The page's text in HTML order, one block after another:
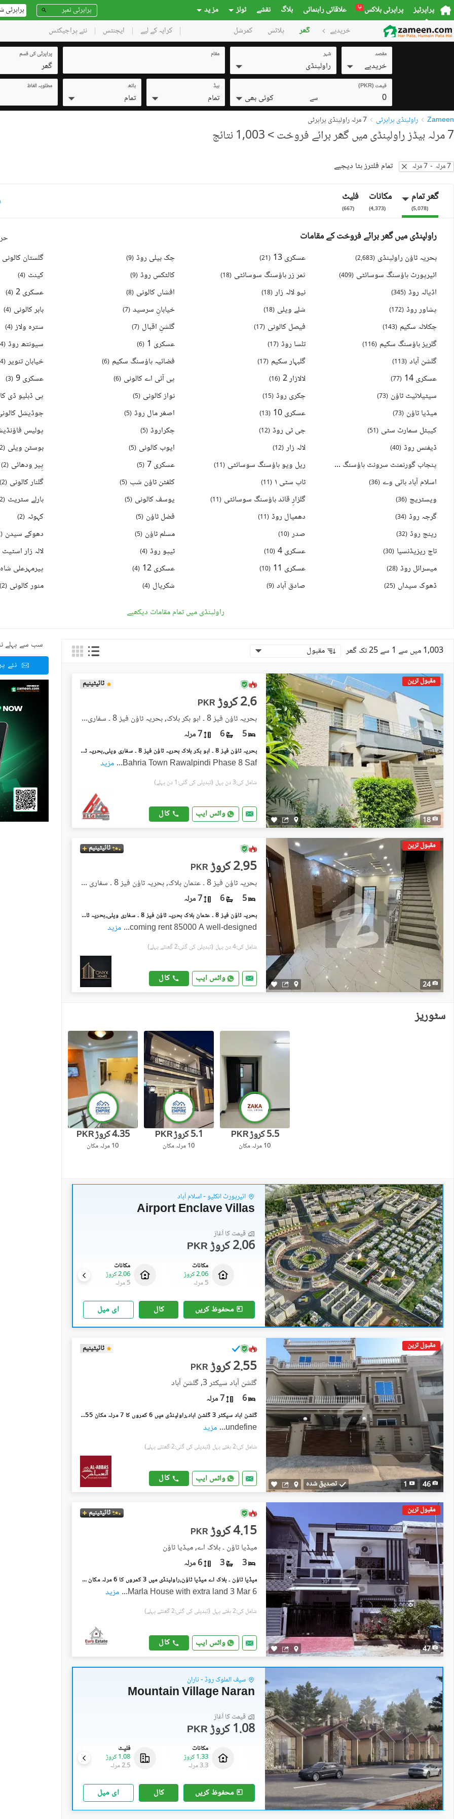
پراپرٹیز پراپرٹی بلاکس نیا علاقائی راہنمائی بلاگ نقشے ٹولز مز ید پراپرٹی
خریدیے گھر پلاٹس کمرشل کرایہ کے لیے ایجنٹس نئے پراجیکٹس
مقصد
خریدیے
شہر
راولپنڈی
مقام پراپرٹی کی قسم
گھر
قیمت (PKR)
0 سے کوئی بھی
بیڈ
تمام
باتھ
تمام
مطلوبہ الفاظ
Zameen راولپنڈی پراپرٹی 7 مرلہ راولپنڈی پراپرٹی
7 مرلہ بیڈز راولپنڈی میں گھر برائے فروخت > 1,003 نتائج
7 مرلہ - 7 مرلہ تمام فلترز ہٹا دیجیے
گھر تمام
(
5,078
)
مکانات
(
4,373
)
فلیٹ
(
667
)
راولپنڈی میں گھر برائے فروخت کے مقامات
بحریہ ٹاؤن راولپنڈی (
2,683
)
ائیرپورٹ ہاؤسنگ سوسائٹی (
409
)
اڈیالہ روڈ (
345
)
پشاور روڈ (
172
)
چکلالہ سکیم (
143
)
گلریز ہاؤسنگ سکیم (
116
)
گلشن آباد (
113
)
عسکری 14 (
77
)
سیٹیلائیٹ ٹاؤن (
73
)
میڈیا ٹاؤن (
73
)
کیپٹل سمارٹ سٹی (
51
)
ڈیفنس روڈ (
40
)
پنجاب گورنمنٹ سرونٹ ہاؤسنگ فاؤنڈیشن پی جی ایس ایچ ایف (
40
)
اسلام آباد ہائی وے (
36
)
ویسٹریج (
36
)
گرجہ روڈ (
34
)
رینج روڈ (
32
)
تاج ریزیڈنسیا (
30
)
میسرائل روڈ (
28
)
ڈھوک سیداں (
25
)
عسکری 13 (
21
)
ثمر زر ہاؤسنگ سوسائٹی (
18
)
نیو لالہ زار (
18
)
شلے ویلی (
18
)
فیصل کالونی (
17
)
تلسا روڈ (
17
)
گلبہار سکیم (
17
)
لالازار 2 (
16
)
چکری روڈ (
15
)
عسکری 10 (
13
)
جی ٹی روڈ (
12
)
لالہ زار (
12
)
ریل ویو ہاؤسنگ سوسائٹی (
11
)
ٹاپ سٹی ۱ (
11
)
گلزارِ قائد ہاؤسنگ سوسائٹی (
11
)
دھمیال روڈ (
11
)
صدر (
10
)
عسکری 4 (
10
)
عسکری 11 (
10
)
صادق آباد (
9
)
چک بیلی روڈ (
9
)
کالٹکس روڈ (
9
)
افشاں کالونی (
8
)
خیابانِ سرسید (
7
)
گلشنِ اقبال (
7
)
عسکری 1 (
6
)
فضائیہ ہاؤسنگ سکیم (
6
)
پی آئی اے کالونی (
6
)
نواز کالونی (
5
)
اصغر مال روڈ (
5
)
چکراروڈ (
5
)
ایوب کالونی (
5
)
عسکری 7 (
5
)
کلفٹن ٹاؤن شپ (
5
)
یوسف کالونی (
5
)
فضل ٹاؤن (
5
)
مسلم ٹاؤن (
5
)
ٹیپو روڈ (
4
)
عسکری 12 (
4
)
شکریال (
4
)
گلستان کالونی
کینٹ (
4
)
عسکری 2 (
4
)
بابر کالونی (
4
)
سترہ ولاز (
4
)
سیونتھ روڈ (
4
خیابان تنویر (
4
عسکری 9 (
3
)
پی ڈبلیو ڈی
جوڈیشل
پولیس
بوسٹن ویلی (
پِیر ودھائی (
2
)
گلنار کالونی (
2
)
ہارلے سٹریٹ (
کہوٹہ (
2
)
دھوکے سيدن (
پیرمہرعلی
منور کالونی (
2
)
راولپنڈی میں تمام مقامات دیکھیے
1,003 میں سے 1 سے 25 تک گھر مقبول
مقبول ترین
18
ٹائیٹینیم
PKR 2.6 کروڑ
بحریہ ٹاؤن فیز 8 ۔ ابو بکر بلاک, بحریہ ٹاؤن فیز 8 ۔ سفاری ویلی
5
6 7 مرلہ
بحریہ ٹاؤن فیز 8 ۔ ابو بکر بلاک بحریہ ٹاؤن فیز 8 ۔ سفاری ویلی,بحریہ ٹاؤن فیز 8,بحریہ ٹاؤن راولپنڈی,راولپنڈی میں 5 کمروں کا 7 مرلہ مکان 2.6 کروڑ میں برائے فروخت۔
Bahria Town Rawalpindi Phase 8 Saf
... مزید
شامل کی:3 دن پہل (تبدیلی کی گئی:1 دن پہلے)
واٹس ایپ کال
مقبول ترین
24
ٹائیٹینیم
PKR 2.95 کروڑ
بحریہ ٹاؤن فیز 8 ۔ عثمان بلاک, بحریہ ٹاؤن فیز 8 ۔ سفاری ویلی
5
6 7 مرلہ
بحریہ ٹاؤن فیز 8 ۔ عثمان بلاک بحریہ ٹاؤن فیز 8 ۔ سفاری ویلی,بحریہ ٹاؤن فیز 8,بحریہ ٹاؤن راولپنڈی,راولپنڈی میں 5 کمروں کا 7 مرلہ مکان 2.95 کروڑ میں برائے فروخت۔
coming rent 85000 A well-designed
... مزید
شامل کی:4 دن پہل (تبدیلی کی گئی:2 گھنٹے پہلے)
واٹس ایپ کال
سٹوریز
PKR 4.35 کروڑ
10 مرلہ مکان
PKR 5.1 کروڑ
10 مرلہ مکان
PKR 5.5 کروڑ
10 مرلہ مکان
ائیرپورٹ انکلیو - اسلام آباد
Airport Enclave Villas
قیمت کا آغاز
PKR 2.06 کروڑ
مکانات
2.06 کروڑ
5 مرلہ
مکانات
2.06 کروڑ
5 مرلہ
مکانات
2.06 کروڑ
5 مرلہ
محفوظ کریں کال ای میل
مقبول ترین
46
1 تصدیق شدہ
ٹائیٹینیم
PKR 2.55 کروڑ
گلشن آباد سیکٹر 3, گلشن آباد
6
7 مرلہ
گلشن آباد سیکٹر 3 گلشن آباد,راولپنڈی میں 6 کمروں کا 7 مرلہ مکان 2.55 کروڑ میں برائے فروخت۔
undefine
... مزید
شامل کی:2 ہفتے پہل (تبدیلی کی گئی:2 گھنٹے پہلے)
واٹس ایپ کال
مقبول ترین
47
ٹائیٹینیم
PKR 4.15 کروڑ
میڈیا ٹاؤن ۔ بلاک اے, میڈیا ٹاؤن
3
3 6 مرلہ
میڈیا ٹاؤن ۔ بلاک اے میڈیا ٹاؤن,راولپنڈی میں 3 کمروں کا 6 مرلہ مکان 4.15 کروڑ میں برائے فروخت۔
6 Marla House with extra land 3 Mar
... مزید
شامل کی:2 ہفتے پہل (تبدیلی کی گئی:2 گھنٹے پہلے)
واٹس ایپ کال
سیف الملوک روڈ - ناران
Mountain Village Naran
قیمت کا آغاز
PKR 1.08 کروڑ
فلیٹ
1.08 کروڑ
2.5 مرلہ
مکانات
1.33 کروڑ
3.3 مرلہ
فلیٹ
1.08 کروڑ
2.5 مرلہ
محفوظ کریں کال ای میل
سب سے پہلے
نئے